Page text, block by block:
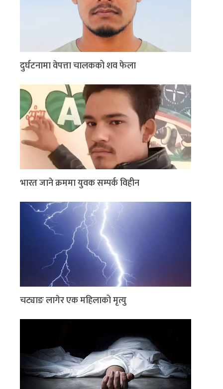
दुर्घटनामा वेपत्ता चालकको शव फेला
भारत जाने क्रममा युवक सम्पर्क विहीन
चट्याङ लागेर एक महिलाको मृत्यु